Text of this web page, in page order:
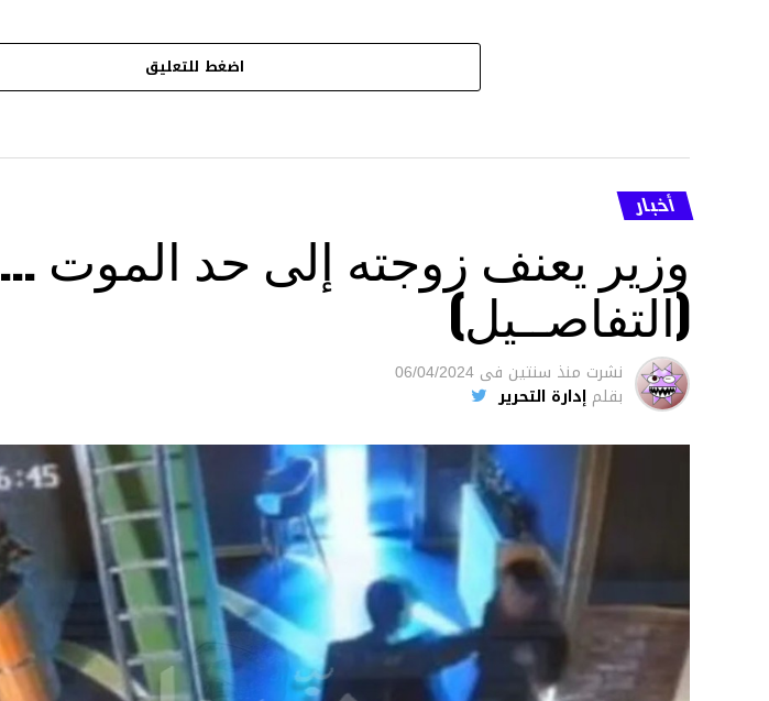
اضغط للتعليق
أخبار
وزير يعنف زوجته إلى حد الموت …
(التفاصــيل)
نشرت منذ سنتين فى 06/04/2024
بقلم إدارة التحرير